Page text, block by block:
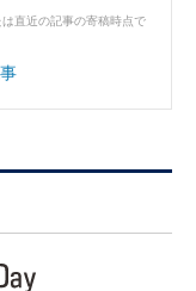
直近の記事の寄稿時点で